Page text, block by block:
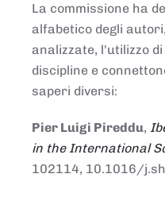
La commissione ha
alfabetico degli
analizzate, l'utilizzo
discipline e
saperi diversi:
Pier Luigi Pireddu,
in the International
102114, 10.1016/